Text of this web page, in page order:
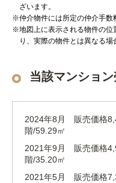
ざいます。
※仲介物件には所定の仲介手数
※地図上に表示される物件の位
り、実際の物件とは異なる場
当該マンショ
2024年8月 販売価格
階/59.29㎡
2021年9月 販売価格
階/35.20㎡
2021年5月 販売価格